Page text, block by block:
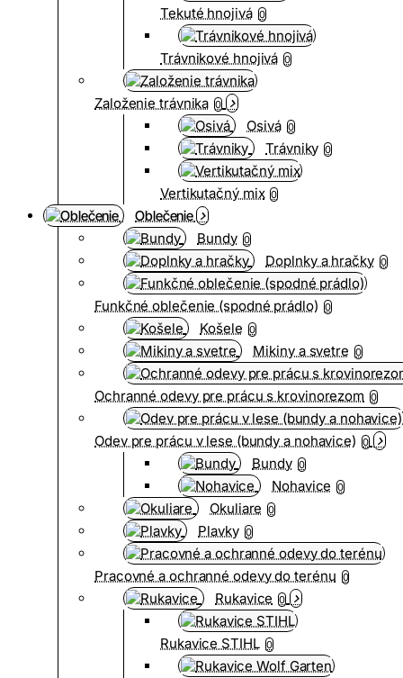
Tekuté hnojivá 0
Trávnikové hnojivá 0
Založenie trávnika 0
Osivá 0
Trávniky 0
Vertikutačný mix 0
Oblečenie
Bundy 0
Doplnky a hračky 0
Funkčné oblečenie (spodné prádlo) 0
Košele 0
Mikiny a svetre 0
Ochranné odevy pre prácu s krovinorezom 0
Odev pre prácu v lese (bundy a nohavice) 0
Bundy 0
Nohavice 0
Okuliare 0
Plavky 0
Pracovné a ochranné odevy do terénu 0
Rukavice 0
Rukavice STIHL 0